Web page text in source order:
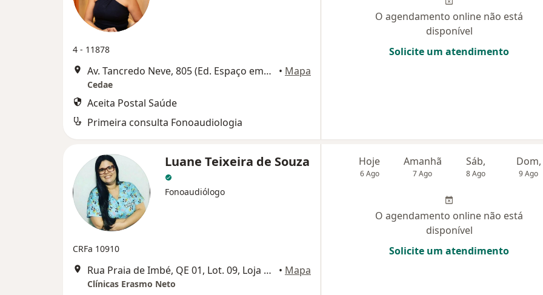
4 - 11878
Av. Tancredo Neve, 805 (Ed. Espaço empresarial, Sala 503), Salvador • Mapa
Cedae
Aceita Postal Saúde
Primeira consulta Fonoaudiologia
O agendamento online não está
disponível
Solicite um atendimento
Luane Teixeira de Souza
Fonoaudiólogo
CRFa 10910
Rua Praia de Imbé, QE 01, Lot. 09, Loja 01, Lauro de Freitas • Mapa
Clínicas Erasmo Neto
Hoje
6 Ago
Amanhã
7 Ago
Sáb,
8 Ago
Dom,
9 Ago
O agendamento online não está
disponível
Solicite um atendimento